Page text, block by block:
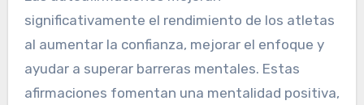
significativamente el rendimiento de los atletas
al aumentar la confianza, mejorar el enfoque y
ayudar a superar barreras mentales. Estas
afirmaciones fomentan una mentalidad positiva,